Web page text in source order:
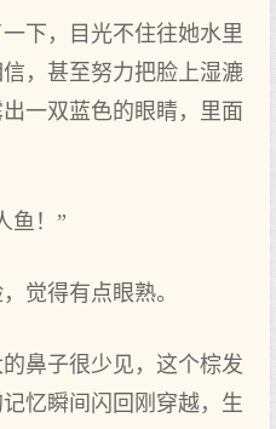
下，目光不住往她水里‌
，甚至努力把脸上湿漉
一双蓝色的眼睛，里‌面
鱼！”
觉得有点眼熟。
鼻子很少见，这个棕发
忆瞬间闪回‌刚穿越，生‌